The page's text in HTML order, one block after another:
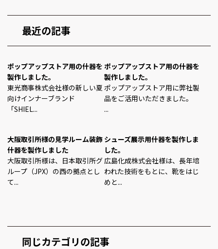
最近の記事
ポップアップストア用の什器を
製作しました。
東光商事株式会社様の新しい夏
向けインナーブランド
「SHIEL...
ポップアップストア用の什器を
製作しました。
ポップアップストア用に弊社製
品をご活用いただきました。
...
大阪取引所様の見学ルーム装飾
什器を製作しました
大阪取引所様は、日本取引所グ
ループ（JPX）の西の拠点とし
て...
シューズ展示用什器を製作しま
した。
広島化成株式会社様は、長年培
われた技術をもとに、靴をはじ
めと...
同じカテゴリの記事